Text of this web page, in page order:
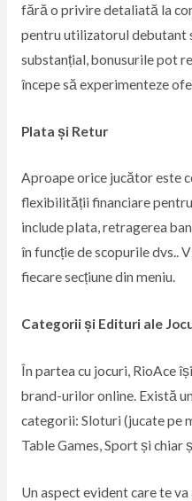
fără o privire detaliată la
pentru utilizatorul debutant
substanțial, bonusurile pot
începe să experimenteze
Plata și Retur
Aproape orice jucător este
flexibilității financiare
include plata, retragerea
în funcție de scopurile dvs..
fiecare secțiune din meniu.
Categorii și Edituri ale
În partea cu jocuri, RioAce
brand-urilor online. Există
categorii: Sloturi (jucate pe
Table Games, Sport și chiar
Un aspect evident care te